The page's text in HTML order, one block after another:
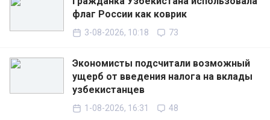
флаг России как коврик
3-08-2026, 10:18 73
Экономисты подсчитали возможный
ущерб от введения налога на вклады
узбекистанцев
1-08-2026, 16:31 48